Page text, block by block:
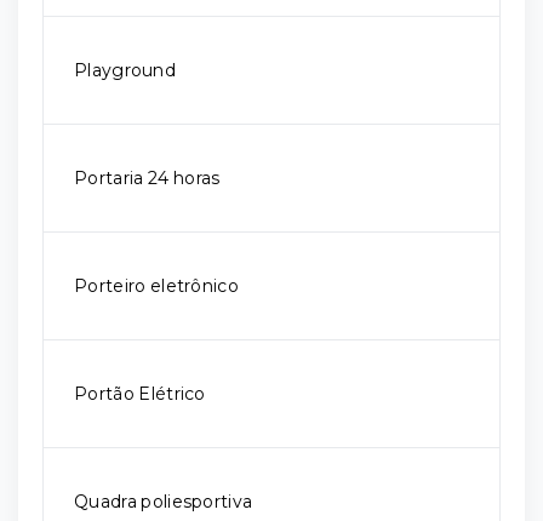
Playground
Portaria 24 horas
Porteiro eletrônico
Portão Elétrico
Quadra poliesportiva